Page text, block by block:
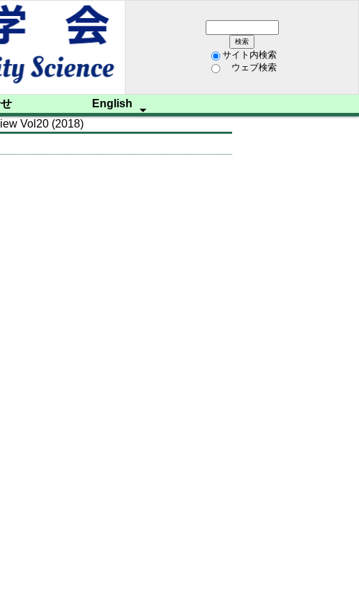
サイト内検索
ウェブ検索
フォーラム開催
警察政策
警察政策学会資料
ニュースレター
20年の歩み
特別調査研究
海外講師招聘
English
Publication
Contact us
Vol20 (2018)